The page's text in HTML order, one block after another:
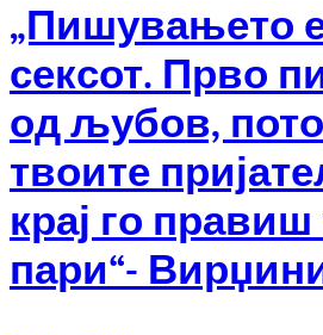
„Пишувањето
сексот. Прво
од љубов,
твоите
крај го правиш
пари“-